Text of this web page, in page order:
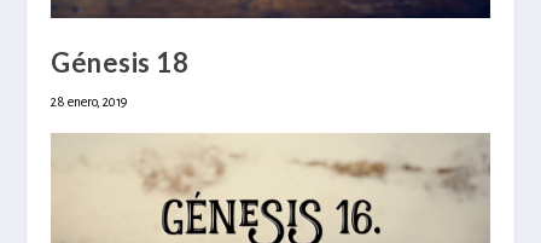
Génesis 18
28 enero, 2019